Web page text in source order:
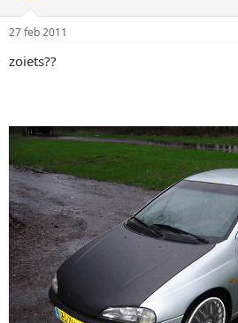
27 feb 2011
zoiets??